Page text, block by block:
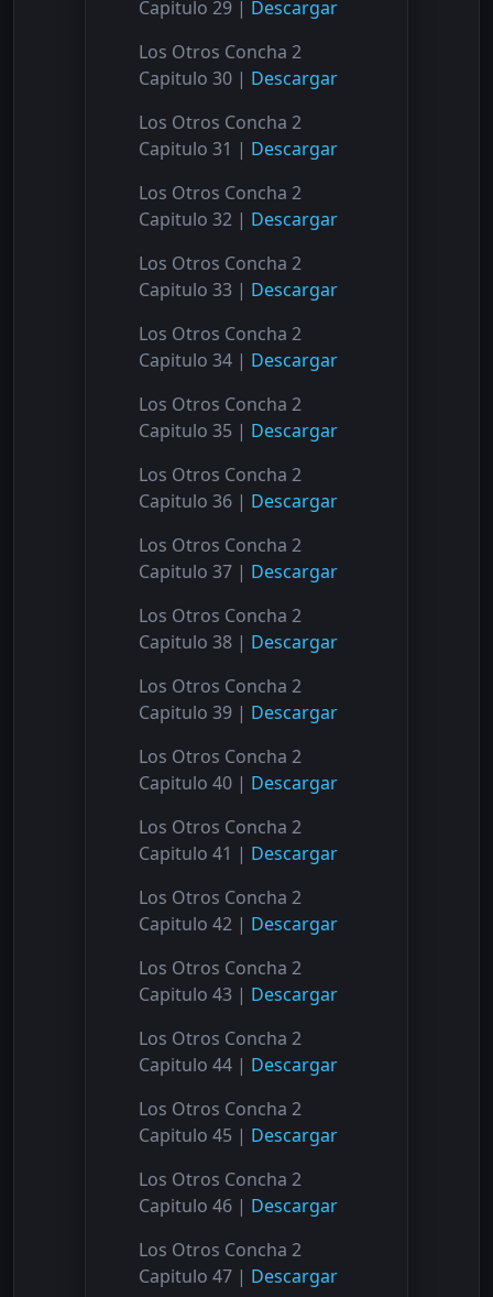
Capitulo 29 | Descargar
Los Otros Concha 2
Capitulo 30 | Descargar
Los Otros Concha 2
Capitulo 31 | Descargar
Los Otros Concha 2
Capitulo 32 | Descargar
Los Otros Concha 2
Capitulo 33 | Descargar
Los Otros Concha 2
Capitulo 34 | Descargar
Los Otros Concha 2
Capitulo 35 | Descargar
Los Otros Concha 2
Capitulo 36 | Descargar
Los Otros Concha 2
Capitulo 37 | Descargar
Los Otros Concha 2
Capitulo 38 | Descargar
Los Otros Concha 2
Capitulo 39 | Descargar
Los Otros Concha 2
Capitulo 40 | Descargar
Los Otros Concha 2
Capitulo 41 | Descargar
Los Otros Concha 2
Capitulo 42 | Descargar
Los Otros Concha 2
Capitulo 43 | Descargar
Los Otros Concha 2
Capitulo 44 | Descargar
Los Otros Concha 2
Capitulo 45 | Descargar
Los Otros Concha 2
Capitulo 46 | Descargar
Los Otros Concha 2
Capitulo 47 | Descargar